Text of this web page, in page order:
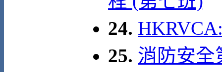
24.
25. 消防安全